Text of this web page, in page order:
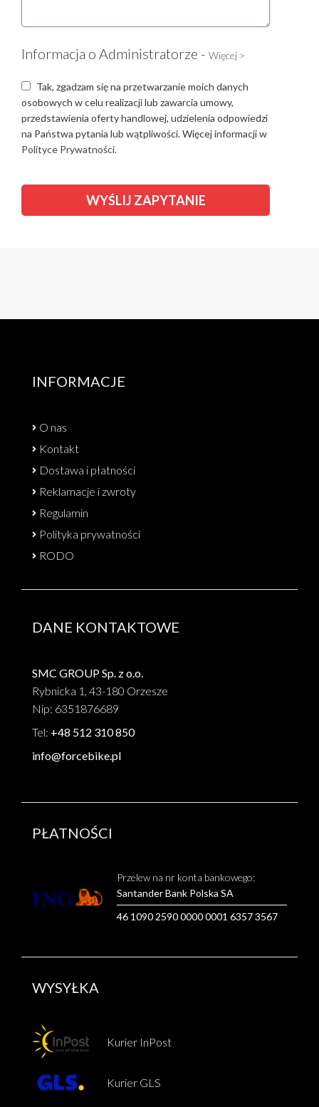
Informacja o Administratorze - Więcej >
Tak, zgadzam się na przetwarzanie moich danych
osobowych w celu realizacji lub zawarcia umowy,
przedstawienia oferty handlowej, udzielenia odpowiedzi
na Państwa pytania lub wątpliwości. Więcej informacji w
Polityce Prywatności.
INFORMACJE
O nas
Kontakt
Dostawa i płatności
Reklamacje i zwroty
Regulamin
Polityka prywatności
RODO
DANE KONTAKTOWE
SMC GROUP Sp. z o.o.
Rybnicka 1, 43-180 Orzesze
Nip: 6351876689
Tel: +48 512 310 850
info@forcebike.pl
PŁATNOŚCI
Przelew na nr konta bankowego:
Santander Bank Polska SA
46 1090 2590 0000 0001 6357 3567
WYSYŁKA
Kurier InPost
Kurier GLS